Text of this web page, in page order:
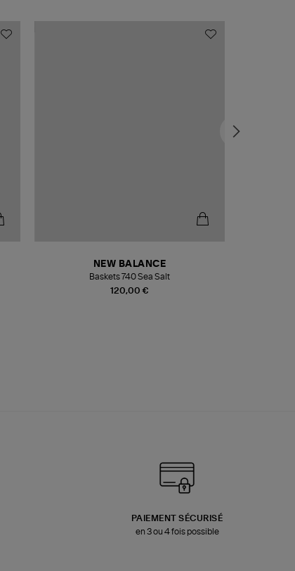
120,00 €
NEW BALANCE
Baskets 740 Sea Salt
PAIEMENT SÉCURISÉ
en 3 ou 4 fois possible